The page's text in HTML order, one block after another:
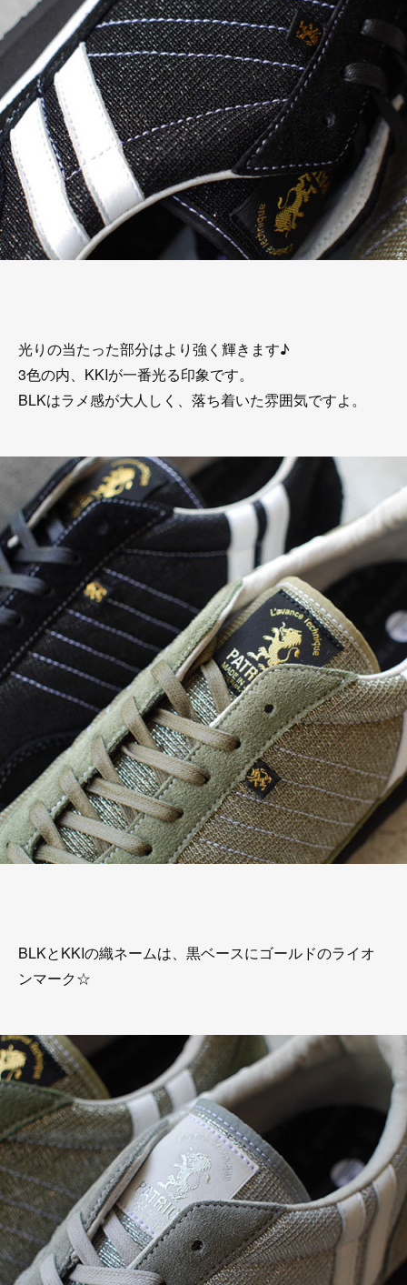
光りの当たった部分はより強く輝きます♪
3色の内、KKIが一番光る印象です。
BLKはラメ感が大人しく、落ち着いた雰囲気ですよ。
BLKとKKIの織ネームは、黒ベースにゴールドのライオ
ンマーク☆